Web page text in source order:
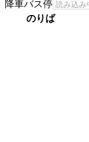
降車バス停
のりば